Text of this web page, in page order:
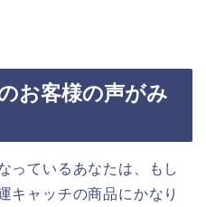
お客様の声がみ
っているあなたは、もし
キャッチの商品にかなり